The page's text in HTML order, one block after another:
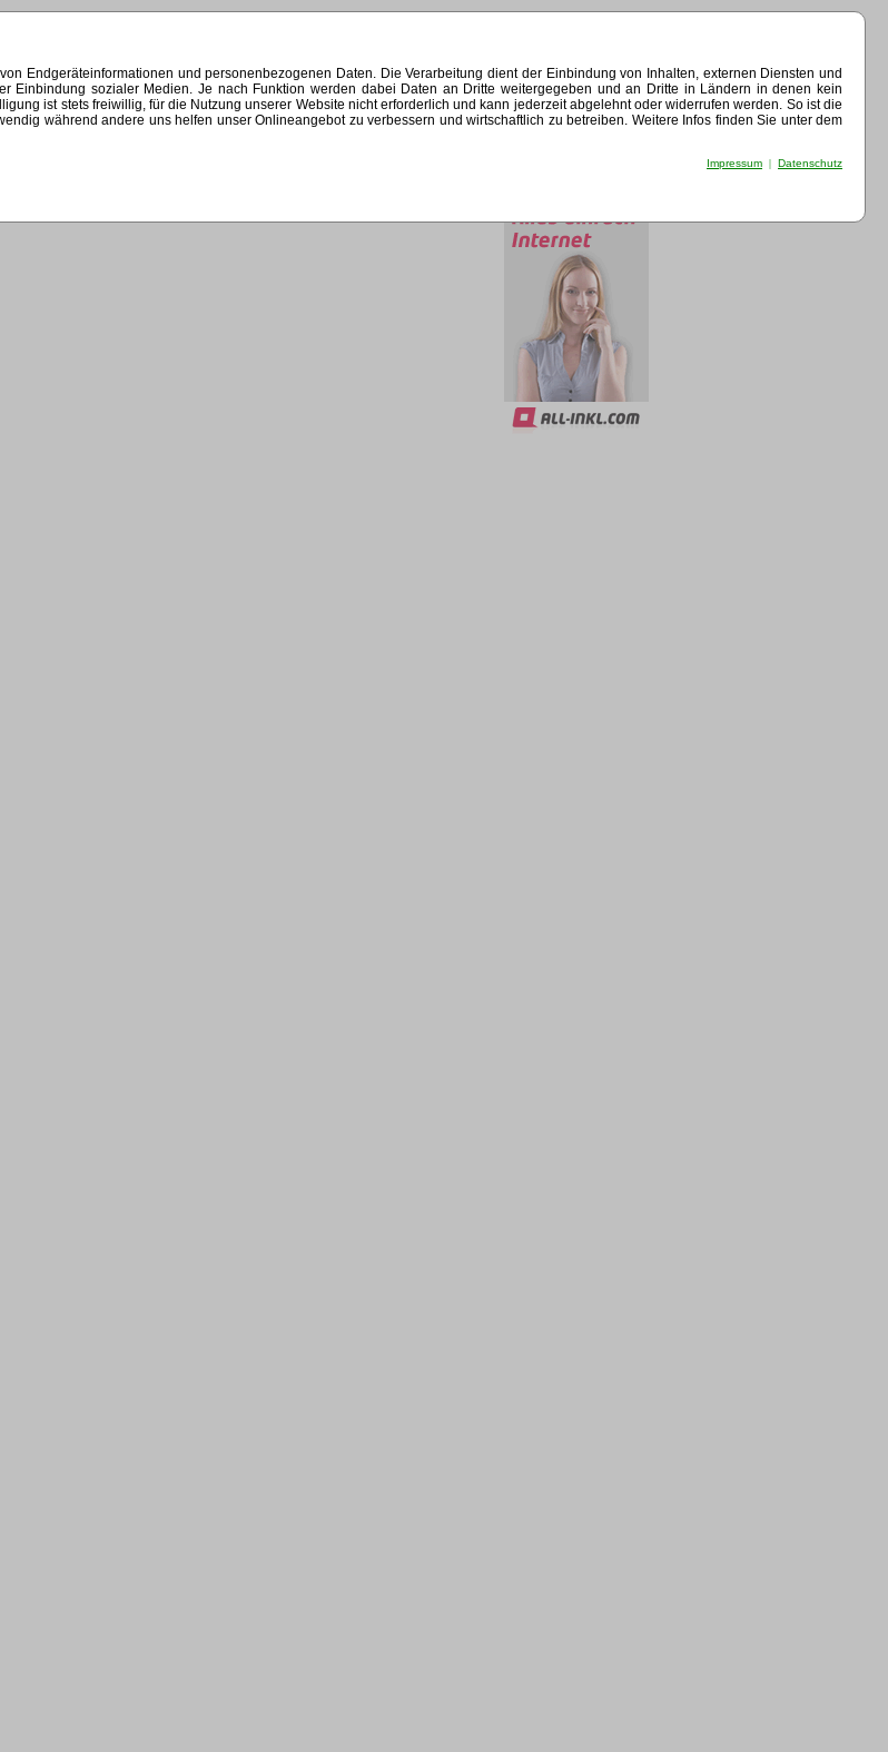
Endgeräteinformationen und personenbezogenen Daten. Die Verarbeitung dient der Einbindung von Inhalten, externen Diensten und
Einbindung sozialer Medien. Je nach Funktion werden dabei Daten an Dritte weitergegeben und an Dritte in Ländern in denen kein
ist stets freiwillig, für die Nutzung unserer Website nicht erforderlich und kann jederzeit abgelehnt oder widerrufen werden. So ist die
während andere uns helfen unser Onlineangebot zu verbessern und wirtschaftlich zu betreiben. Weitere Infos finden Sie unter dem
Impressum | Datenschutz